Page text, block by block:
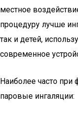
местное
процедуру лучше
так и детей,
современное
Наиболее часто
паровые ингаляции: